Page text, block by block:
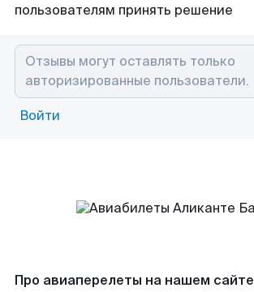
пользователям принять решение
Войти
Про авиаперелеты на нашем сайте